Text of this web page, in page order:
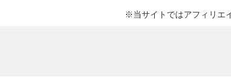
※当サイトではアフィリエ